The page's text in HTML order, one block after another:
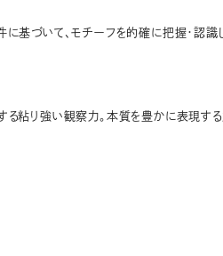
基づいて、モチーフを的確に把握・認識
粘り強い観察力。本質を豊かに表現する